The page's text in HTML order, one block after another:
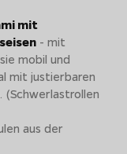
mit
- mit
mobil und
mit justierbaren
aus der